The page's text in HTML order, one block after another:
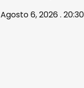
Agosto 6, 2026 . 20:30